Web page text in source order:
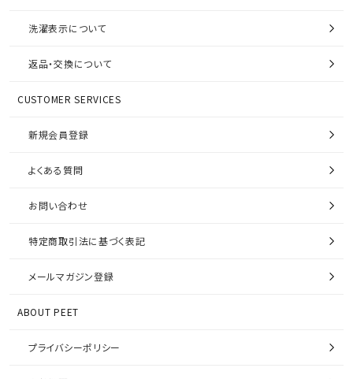
洗濯表示について
返品・交換について
CUSTOMER SERVICES
新規会員登録
よくある質問
お問い合わせ
特定商取引法に基づく表記
メールマガジン登録
ABOUT PEET
プライバシーポリシー